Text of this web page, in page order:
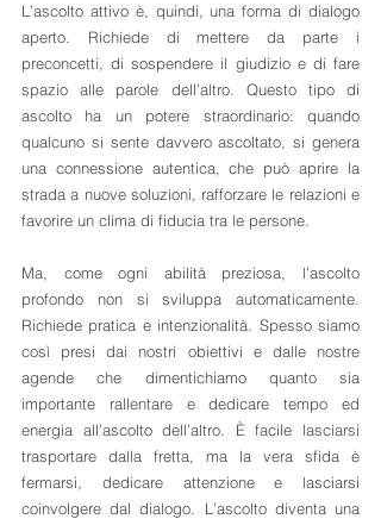
L’ascolto attivo è, quindi, una forma di dialogo
aperto. Richiede di mettere da parte i
preconcetti, di sospendere il giudizio e di fare
spazio alle parole dell’altro. Questo tipo di
ascolto ha un potere straordinario: quando
qualcuno si sente davvero ascoltato, si genera
una connessione autentica, che può aprire la
strada a nuove soluzioni, rafforzare le relazioni e
favorire un clima di fiducia tra le persone.
Ma, come ogni abilità preziosa, l’ascolto
profondo non si sviluppa automaticamente.
Richiede pratica e intenzionalità. Spesso siamo
così presi dai nostri obiettivi e dalle nostre
agende che dimentichiamo quanto sia
importante rallentare e dedicare tempo ed
energia all’ascolto dell’altro. È facile lasciarsi
trasportare dalla fretta, ma la vera sfida è
fermarsi, dedicare attenzione e lasciarsi
coinvolgere dal dialogo. L’ascolto diventa una